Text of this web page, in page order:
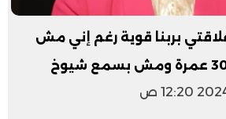
بربنا قوية رغم إني مش